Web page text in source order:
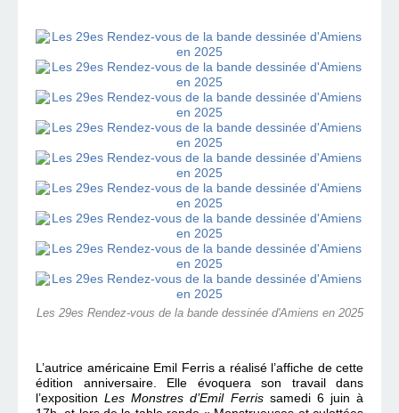
Les 29es Rendez-vous de la bande dessinée d'Amiens en 2025
L’autrice américaine Emil Ferris a réalisé l’affiche de cette
édition anniversaire. Elle évoquera son travail dans
l’expositionLes Monstres d’Emil Ferrissamedi 6 juin à